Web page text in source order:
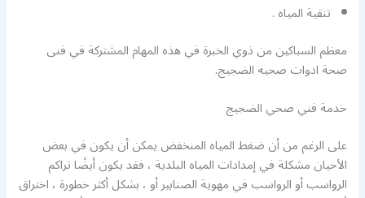
تنقية المياه .
معظم السباكين من ذوي الخبرة في هذه المهام المشتركة في فنى
صحة ادوات صحيه الضجيج.
خدمة فني صحي الضجيج
على الرغم من أن ضغط المياه المنخفض يمكن أن يكون في بعض
الأحيان مشكلة في إمدادات المياه البلدية ، فقد يكون أيضًا تراكم
الرواسب أو الرواسب في مهوية الصنابير أو ، بشكل أكثر خطورة ، اختراق